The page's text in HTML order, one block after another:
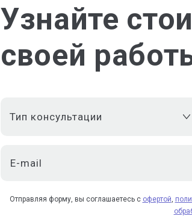
Узнайте
своей
Тип консультации
Отправляя форму, вы соглашаетесь с офертой,